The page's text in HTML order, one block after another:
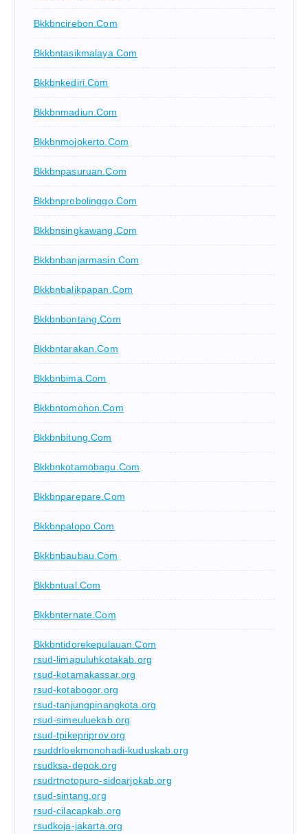
Bkkbncirebon.com
Bkkbntasikmalaya.com
Bkkbnkediri.com
Bkkbnmadiun.com
Bkkbnmojokerto.com
Bkkbnpasuruan.com
Bkkbnprobolinggo.com
Bkkbnsingkawang.com
Bkkbnbanjarmasin.com
Bkkbnbalikpapan.com
Bkkbnbontang.com
Bkkbntarakan.com
Bkkbnbima.com
Bkkbntomohon.com
Bkkbnbitung.com
Bkkbnkotamobagu.com
Bkkbnparepare.com
Bkkbnpalopo.com
Bkkbnbaubau.com
Bkkbntual.com
Bkkbnternate.com
Bkkbntidorekepulauan.com
rsud-limapuluhkotakab.org
rsud-kotamakassar.org
rsud-kotabogor.org
rsud-tanjungpinangkota.org
rsud-simeuluekab.org
rsud-tpikepriprov.org
rsuddrloekmonohadi-kuduskab.org
rsudksa-depok.org
rsudrtnotopuro-sidoarjokab.org
rsud-sintang.org
rsud-cilacapkab.org
rsudkoja-jakarta.org